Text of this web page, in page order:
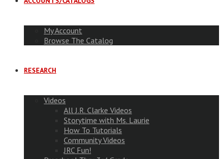
My Account
Browse The Catalog
RESEARCH
Videos
All J.R. Clarke Videos
Storytime with Ms. Laurie
How To Tutorials
Community Videos
JRC Fun!